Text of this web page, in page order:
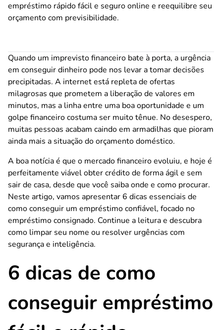
empréstimo rápido fácil e seguro online e reequilibre seu
orçamento com previsibilidade.
Quando um imprevisto financeiro bate à porta, a urgência
em conseguir dinheiro pode nos levar a tomar decisões
precipitadas. A internet está repleta de ofertas
milagrosas que prometem a liberação de valores em
minutos, mas a linha entre uma boa oportunidade e um
golpe financeiro costuma ser muito tênue. No desespero,
muitas pessoas acabam caindo em armadilhas que pioram
ainda mais a situação do orçamento doméstico.
A boa notícia é que o mercado financeiro evoluiu, e hoje é
perfeitamente viável obter crédito de forma ágil e sem
sair de casa, desde que você saiba onde e como procurar.
Neste artigo, vamos apresentar 6 dicas essenciais de
como conseguir um empréstimo confiável, focado no
empréstimo consignado. Continue a leitura e descubra
como limpar seu nome ou resolver urgências com
segurança e inteligência.
6 dicas de como
conseguir empréstimo